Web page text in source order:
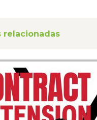
relacionadas